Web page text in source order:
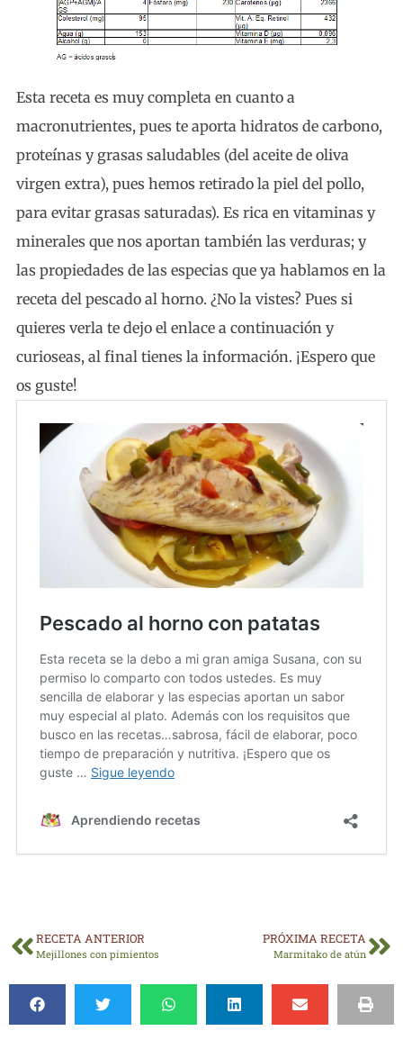
Esta receta es muy completa en cuanto a
macronutrientes, pues te aporta hidratos de carbono,
proteínas y grasas saludables (del aceite de oliva
virgen extra), pues hemos retirado la piel del pollo,
para evitar grasas saturadas). Es rica en vitaminas y
minerales que nos aportan también las verduras; y
las propiedades de las especias que ya hablamos en la
receta del pescado al horno. ¿No la vistes? Pues si
quieres verla te dejo el enlace a continuación y
curioseas, al final tienes la información. ¡Espero que
os guste!
RECETA ANTERIOR
Mejillones con pimientos
PRÓXIMA RECETA
Marmitako de atún